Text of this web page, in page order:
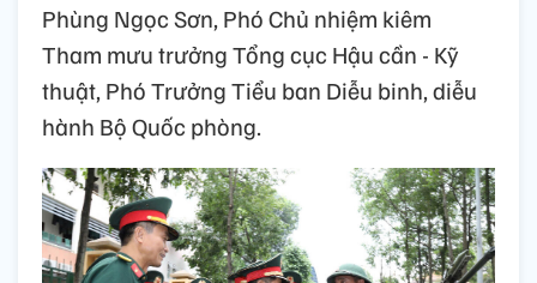
Phùng Ngọc Sơn, Phó Chủ nhiệm kiêm
Tham mưu trưởng Tổng cục Hậu cần - Kỹ
thuật, Phó Trưởng Tiểu ban Diễu binh, diễu
hành Bộ Quốc phòng.